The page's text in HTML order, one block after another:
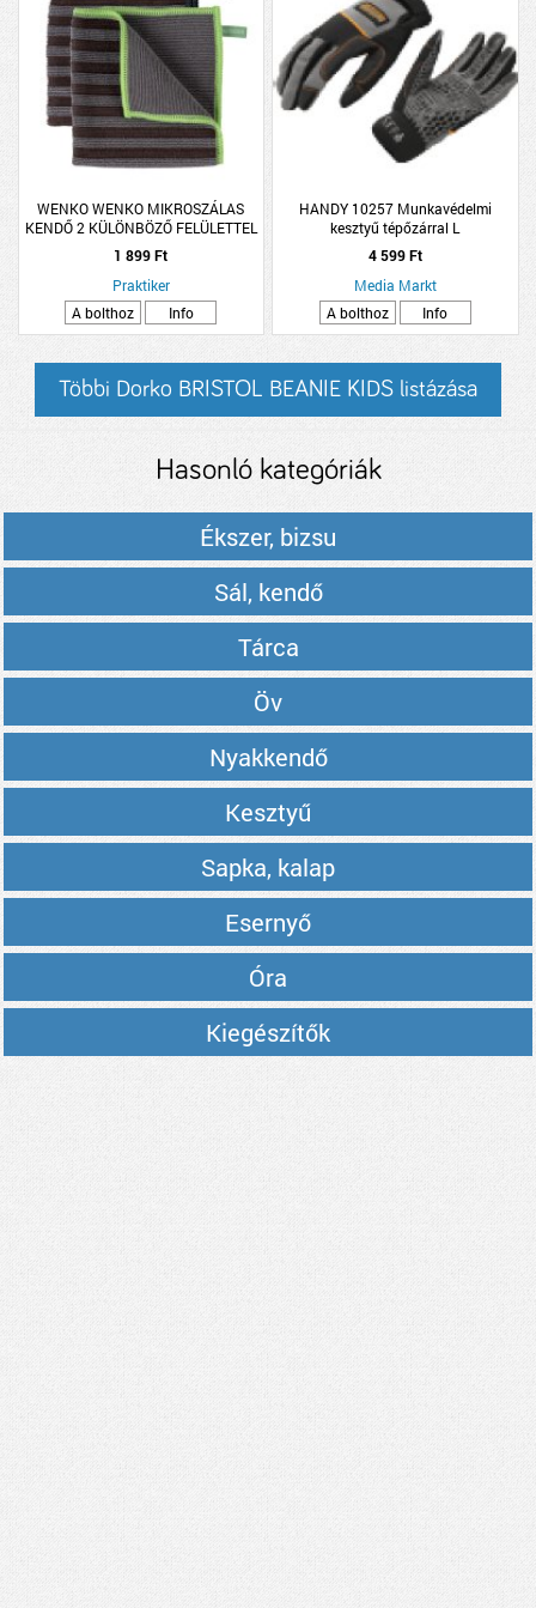
WENKO WENKO MIKROSZÁLAS
KENDŐ 2 KÜLÖNBÖZŐ FELÜLETTEL
2DB
1 899 Ft
Praktiker
A bolthoz
Info
HANDY 10257 Munkavédelmi
kesztyű tépőzárral L
4 599 Ft
Media Markt
A bolthoz
Info
Többi Dorko BRISTOL BEANIE KIDS listázása
Hasonló kategóriák
Ékszer, bizsu
Sál, kendő
Tárca
Öv
Nyakkendő
Kesztyű
Sapka, kalap
Esernyő
Óra
Kiegészítők